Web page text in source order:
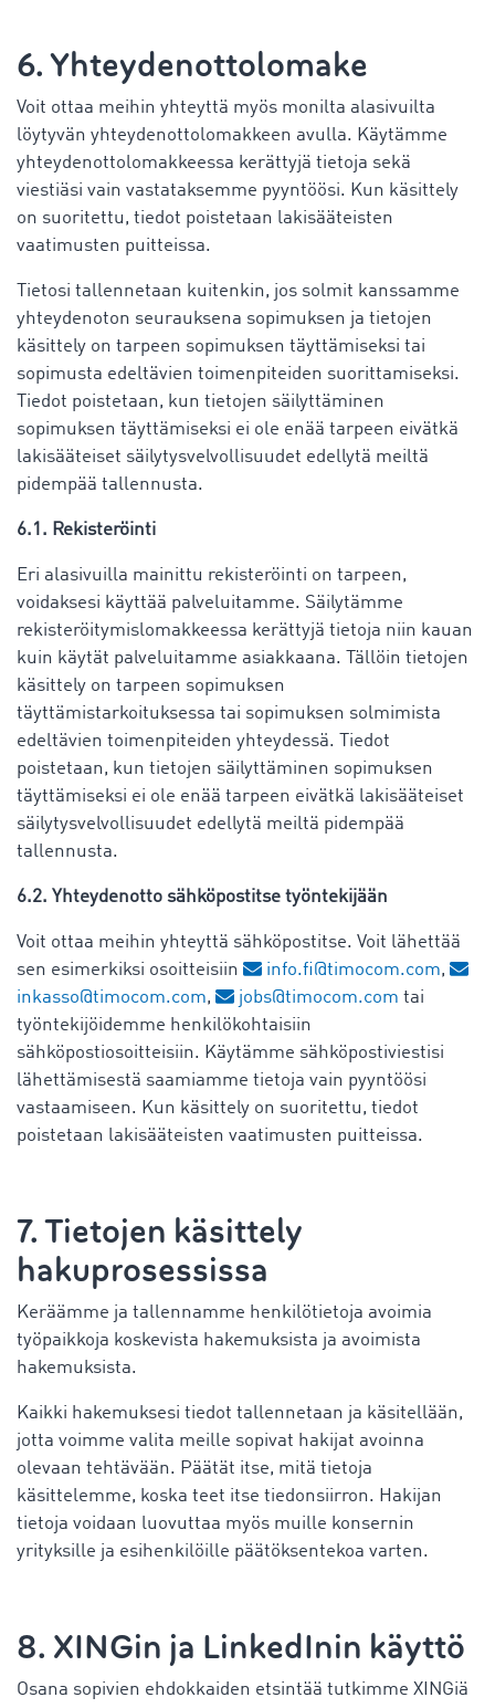
6. Yhteydenottolomake
Voit ottaa meihin yhteyttä myös monilta alasivuilta
löytyvän yhteydenottolomakkeen avulla. Käytämme
yhteydenottolomakkeessa kerättyjä tietoja sekä
viestiäsi vain vastataksemme pyyntöösi. Kun käsittely
on suoritettu, tiedot poistetaan lakisääteisten
vaatimusten puitteissa.
Tietosi tallennetaan kuitenkin, jos solmit kanssamme
yhteydenoton seurauksena sopimuksen ja tietojen
käsittely on tarpeen sopimuksen täyttämiseksi tai
sopimusta edeltävien toimenpiteiden suorittamiseksi.
Tiedot poistetaan, kun tietojen säilyttäminen
sopimuksen täyttämiseksi ei ole enää tarpeen eivätkä
lakisääteiset säilytysvelvollisuudet edellytä meiltä
pidempää tallennusta.
6.1. Rekisteröinti
Eri alasivuilla mainittu rekisteröinti on tarpeen,
voidaksesi käyttää palveluitamme. Säilytämme
rekisteröitymislomakkeessa kerättyjä tietoja niin kauan
kuin käytät palveluitamme asiakkaana. Tällöin tietojen
käsittely on tarpeen sopimuksen
täyttämistarkoituksessa tai sopimuksen solmimista
edeltävien toimenpiteiden yhteydessä. Tiedot
poistetaan, kun tietojen säilyttäminen sopimuksen
täyttämiseksi ei ole enää tarpeen eivätkä lakisääteiset
säilytysvelvollisuudet edellytä meiltä pidempää
tallennusta.
6.2. Yhteydenotto sähköpostitse työntekijään
Voit ottaa meihin yhteyttä sähköpostitse. Voit lähettää
sen esimerkiksi osoitteisiin
info.fi@timocom.com,
inkasso@timocom.com, jobs@timocom.com tai
työntekijöidemme henkilökohtaisiin
sähköpostiosoitteisiin. Käytämme sähköpostiviestisi
lähettämisestä saamiamme tietoja vain pyyntöösi
vastaamiseen. Kun käsittely on suoritettu, tiedot
poistetaan lakisääteisten vaatimusten puitteissa.
7. Tietojen käsittely
hakuprosessissa
Keräämme ja tallennamme henkilötietoja avoimia
työpaikkoja koskevista hakemuksista ja avoimista
hakemuksista.
Kaikki hakemuksesi tiedot tallennetaan ja käsitellään,
jotta voimme valita meille sopivat hakijat avoinna
olevaan tehtävään. Päätät itse, mitä tietoja
käsittelemme, koska teet itse tiedonsiirron. Hakijan
tietoja voidaan luovuttaa myös muille konsernin
yrityksille ja esihenkilöille päätöksentekoa varten.
8. XINGin ja LinkedInin käyttö
Osana sopivien ehdokkaiden etsintää tutkimme XINGiä